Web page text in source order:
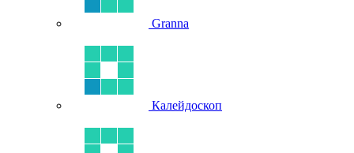
Granna
Калейдоскоп